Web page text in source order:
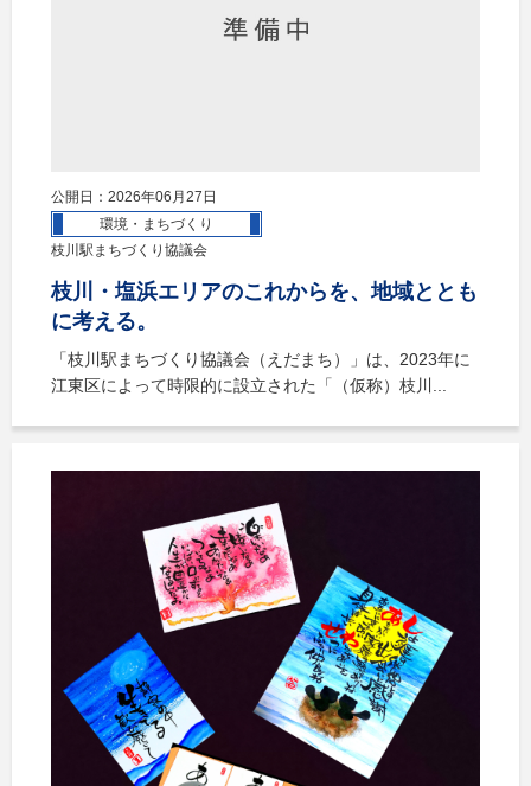
公開日：2026年06月27日
環境・まちづくり
枝川駅まちづくり協議会
枝川・塩浜エリアのこれからを、地域ととも
に考える。
「枝川駅まちづくり協議会（えだまち）」は、2023年に
江東区によって時限的に設立された「（仮称）枝川...